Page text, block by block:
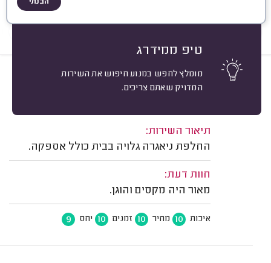
הבנתי
טיפ ממידרג
מומלץ לחפש במנוע חיפוש את השירות
המדויק שאתם צריכים.
נוגה גילעד, ירושלים.
אשרור: 02/08/2026
תיאור השירות:
החלפת ניאגרה גלויה בבית כולל אספקה.
חוות דעת:
מאור היה מקסים והוגן.
איכות 10 מחיר 10 זמנים 10 יחס 9
10